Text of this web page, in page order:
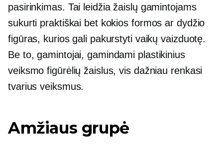
pasirinkimas. Tai leidžia žaislų gamintojams
sukurti praktiškai bet kokios formos ar dydžio
figūras, kurios gali pakurstyti vaikų vaizduotę.
Be to, gamintojai, gamindami plastikinius
veiksmo figūrėlių žaislus, vis dažniau renkasi
tvarius veiksmus.
Amžiaus grupė